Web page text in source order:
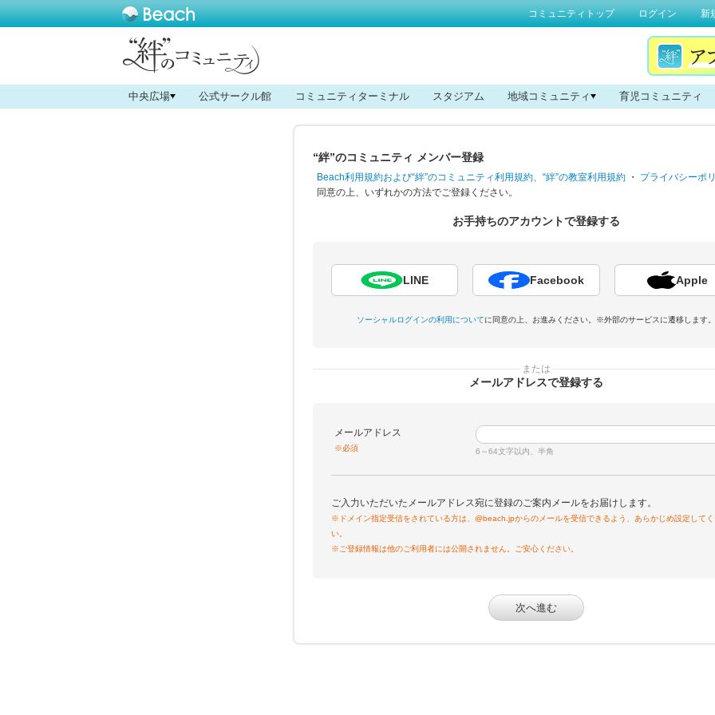
コミュニティトップ ログイン 新
中央広場 公式サークル館 コミュニティターミナル スタジアム 地域コミュニティ 育児コミュニティ
“絆”のコミュニティ メンバー登録
Beach利用規約および“絆”のコミュニティ利用規約、“絆”の教室利用規約 ・ プライバシーポ
同意の上、いずれかの方法でご登録ください。
お手持ちのアカウントで登録する
LINE Facebook Apple
ソーシャルログインの利用についてに同意の上、お進みください。 ※外部のサービスに遷移します。
または
メールアドレスで登録する
メールアドレス
※必須 6～64文字以内、半角
ご入力いただいたメールアドレス宛に登録のご案内メールをお届けします。
※ドメイン指定受信をされている方は、@beach.jpからのメールを受信できるよう、あらかじめ設定して
い。
※ご登録情報は他のご利用者には公開されません。ご安心ください。
次へ進む